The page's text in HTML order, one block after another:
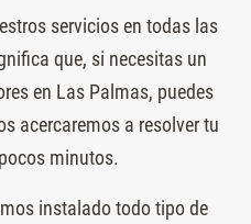
servicios en todas las
que, si necesitas un
en Las Palmas, puedes
acercaremos a resolver tu
minutos.
instalado todo tipo de